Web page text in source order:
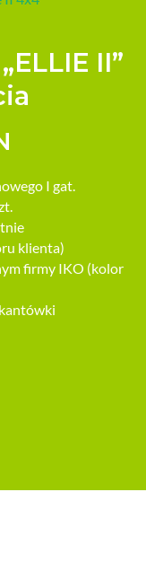
II”
I gat.
klienta)
firmy IKO (kolor